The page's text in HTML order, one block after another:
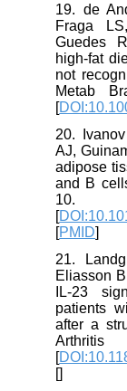
19. de
Fraga
Guedes
high-fat
not
Metab
[
20.
AJ,
adipose
and B
10.
[
[PMID
21.
Eliasson
IL-23
patients
after a
[